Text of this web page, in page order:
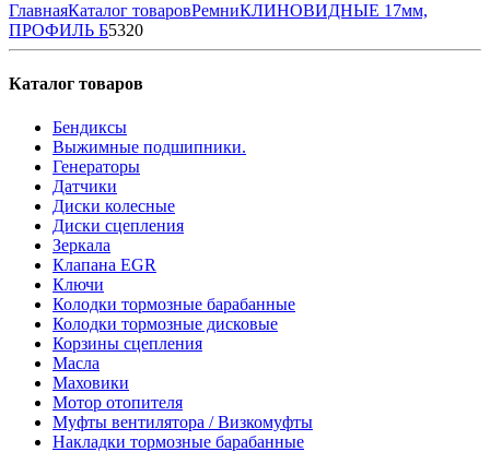
ГлавнаяКаталог товаровРемниКЛИНОВИДНЫЕ 17мм,
ПРОФИЛЬ Б5320
Каталог товаров
Бендиксы
Выжимные подшипники.
Генераторы
Датчики
Диски колесные
Диски сцепления
Зеркала
Клапана EGR
Ключи
Колодки тормозные барабанные
Колодки тормозные дисковые
Корзины сцепления
Масла
Маховики
Мотор отопителя
Муфты вентилятора / Визкомуфты
Накладки тормозные барабанные